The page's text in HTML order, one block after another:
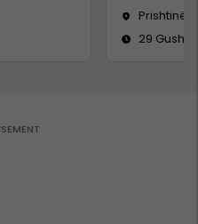
Prishtinë
29 Gusht